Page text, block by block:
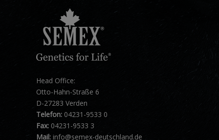
Head Office:
Otto-Hahn-Straße 6
D-27283 Verden
Telefon: 04231-9533 0
Fax: 04231-9533 3
Mail: info@semex-deutschland.de